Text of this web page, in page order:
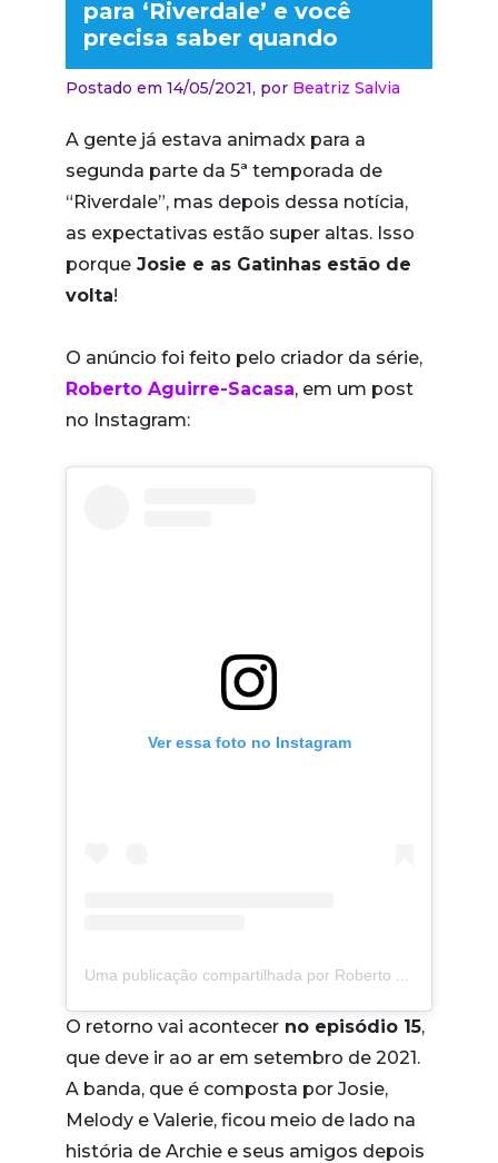
para ‘Riverdale’ e você
precisa saber quando
Postado em 14/05/2021, por Beatriz Salvia
A gente já estava animadx para a
segunda parte da 5ª temporada de
“Riverdale”, mas depois dessa notícia,
as expectativas estão super altas. Isso
porque Josie e as Gatinhas estão de
volta!
O anúncio foi feito pelo criador da série,
Roberto Aguirre-Sacasa, em um post
no Instagram:
Ver essa foto no Instagram
O retorno vai acontecer no episódio 15,
que deve ir ao ar em setembro de 2021.
A banda, que é composta por Josie,
Melody e Valerie, ficou meio de lado na
história de Archie e seus amigos depois